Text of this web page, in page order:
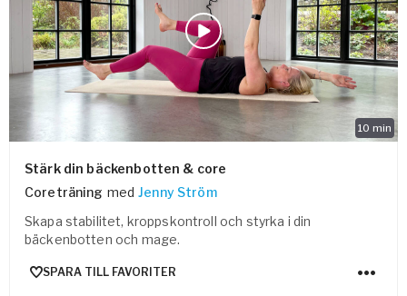
Vården – Yogobe Health & Care
Så stöttar Yogobe patienter, förskrivare och sjukvården
FaR
Fysisk aktivitet på recept
Företag
Stöd till arbetsgivare, försäkringsbolag & organisationer
Arbetsgivare
Pausa Smart
Yogobe för yogalärare
10 min
Stärk din bäckenbotten & core
Coreträning med Jenny Ström
Skapa stabilitet, kroppskontroll och styrka i din
bäckenbotten och mage.
SPARA TILL FAVORITER